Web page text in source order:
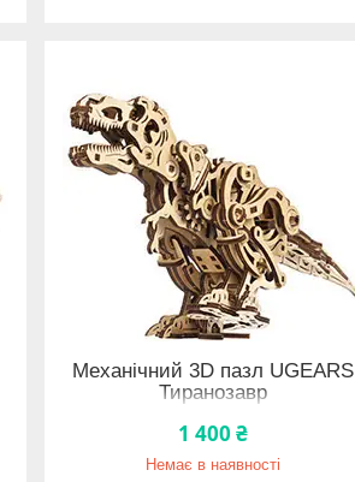
Механічний 3D пазл UGEARS
Тиранозавр
1 400 ₴
Немає в наявності